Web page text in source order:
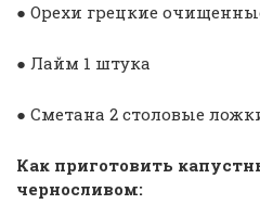
● Орехи грецкие
● Лайм 1 штука
● Сметана 2 столовые
Как приготовить
черносливом: